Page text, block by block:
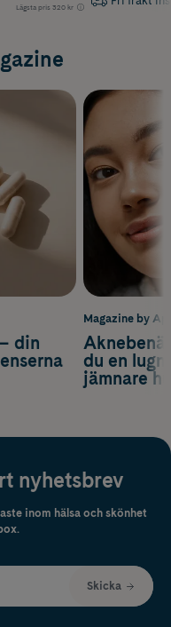
Lägsta pris 320 kr
Magazine by
du en
jämnare
din
nyhetsbrev
inom hälsa och skönhet
Skicka